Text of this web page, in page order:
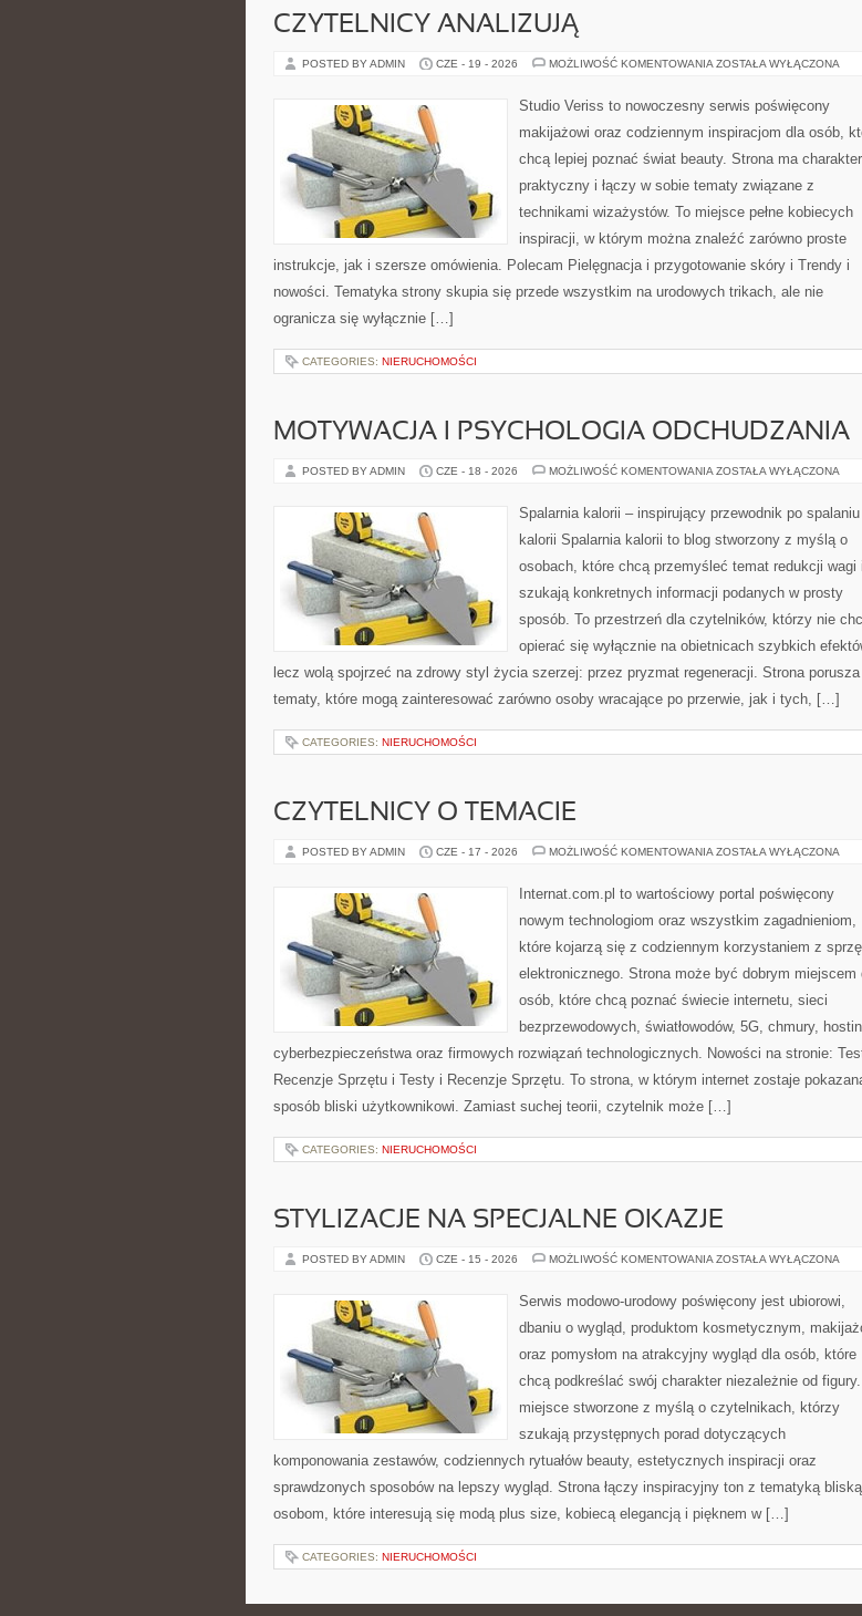
CZYTELNICY ANALIZUJĄ
POSTED BY ADMIN CZE - 19 - 2026 MOŻLIWOŚĆ KOMENTOWANIA CZYTELNICY
ZOSTAŁA WYŁĄCZONA
Studio Veriss to nowoczesny serwis poświęcony
makijażowi oraz codziennym inspiracjom dla osób,
chcą lepiej poznać świat beauty. Strona ma charakter
praktyczny i łączy w sobie tematy związane z
technikami wizażystów. To miejsce pełne kobiecych
inspiracji, w którym można znaleźć zarówno proste
instrukcje, jak i szersze omówienia. Polecam Pielęgnacja i przygotowanie skóry i Trendy i
nowości. Tematyka strony skupia się przede wszystkim na urodowych trikach, ale nie
ogranicza się wyłącznie […]
CATEGORIES: NIERUCHOMOŚCI
MOTYWACJA I PSYCHOLOGIA ODCHUDZANIA
POSTED BY ADMIN CZE - 18 - 2026 MOŻLIWOŚĆ KOMENTOWANIA MOTYWACJA
ODCHUDZANIA
ZOSTAŁA WYŁĄCZONA
Spalarnia kalorii – inspirujący przewodnik po spalaniu
kalorii Spalarnia kalorii to blog stworzony z myślą o
osobach, które chcą przemyśleć temat redukcji wagi i
szukają konkretnych informacji podanych w prosty
sposób. To przestrzeń dla czytelników, którzy nie
opierać się wyłącznie na obietnicach szybkich
lecz wolą spojrzeć na zdrowy styl życia szerzej: przez pryzmat regeneracji. Strona porusza
tematy, które mogą zainteresować zarówno osoby wracające po przerwie, jak i tych, […]
CATEGORIES: NIERUCHOMOŚCI
CZYTELNICY O TEMACIE
POSTED BY ADMIN CZE - 17 - 2026 MOŻLIWOŚĆ KOMENTOWANIA CZYTELNICY
ZOSTAŁA WYŁĄCZONA
Internat.com.pl to wartościowy portal poświęcony
nowym technologiom oraz wszystkim zagadnieniom,
które kojarzą się z codziennym korzystaniem z
elektronicznego. Strona może być dobrym miejscem
osób, które chcą poznać świecie internetu, sieci
bezprzewodowych, światłowodów, 5G, chmury,
cyberbezpieczeństwa oraz firmowych rozwiązań technologicznych. Nowości na stronie:
Recenzje Sprzętu i Testy i Recenzje Sprzętu. To strona, w którym internet zostaje
sposób bliski użytkownikowi. Zamiast suchej teorii, czytelnik może […]
CATEGORIES: NIERUCHOMOŚCI
STYLIZACJE NA SPECJALNE OKAZJE
POSTED BY ADMIN CZE - 15 - 2026 MOŻLIWOŚĆ KOMENTOWANIA STYLIZACJE
OKAZJE
ZOSTAŁA WYŁĄCZONA
Serwis modowo-urodowy poświęcony jest ubiorowi,
dbaniu o wygląd, produktom kosmetycznym,
oraz pomysłom na atrakcyjny wygląd dla osób, które
chcą podkreślać swój charakter niezależnie od
miejsce stworzone z myślą o czytelnikach, którzy
szukają przystępnych porad dotyczących
komponowania zestawów, codziennych rytuałów beauty, estetycznych inspiracji oraz
sprawdzonych sposobów na lepszy wygląd. Strona łączy inspiracyjny ton z tematyką bliską
osobom, które interesują się modą plus size, kobiecą elegancją i pięknem w […]
CATEGORIES: NIERUCHOMOŚCI